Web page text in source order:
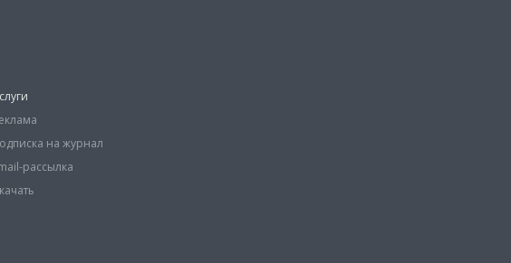
на журнал
рассылка